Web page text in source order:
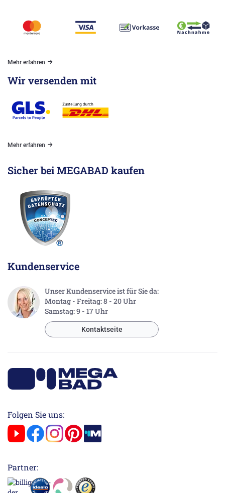
Mehr erfahren
Wir versenden mit
Mehr erfahren
Sicher bei MEGABAD kaufen
Kundenservice
Unser Kundenservice ist für Sie da:
Montag - Freitag: 8 - 20 Uhr
Samstag: 9 - 17 Uhr
Kontaktseite
Folgen Sie uns:
Partner: